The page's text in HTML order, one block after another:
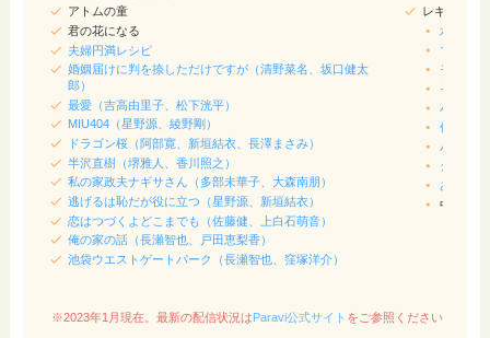
アトムの童
君の花になる
夫婦円満レシピ
婚姻届けに判を捺しただけですが（清野菜名、坂口健太
郎）
最愛（吉高由里子、松下洸平）
MIU404（星野源、綾野剛）
ドラゴン桜（阿部寛、新垣結衣、長澤まさみ）
半沢直樹（堺雅人、香川照之）
私の家政夫ナギサさん（多部未華子、大森南朋）
逃げるは恥だが役に立つ（星野源、新垣結衣）
恋はつづくよどこまでも（佐藤健、上白石萌音）
俺の家の話（長瀬智也、戸田恵梨香）
池袋ウエストゲートパーク（長瀬智也、窪塚洋介）
レギュラー
水曜日
マツコ
モニタリ
それ
パパジャ
佐藤健
バナナ
クレイ
あちこ
中居正
※2023年1月現在。最新の配信状況は Paravi公式サイト をご参照ください